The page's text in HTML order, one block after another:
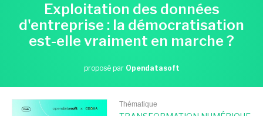
Exploitation des données
d'entreprise : la démocratisation
est-elle vraiment en marche ?
proposé par Opendatasoft
Thématique